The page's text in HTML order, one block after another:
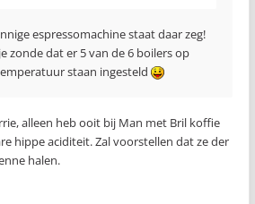
espressomachine staat daar zeg!
zonde dat er 5 van de 6 boilers op
staan ingesteld
alleen heb ooit bij Man met Bril koffie
hippe aciditeit. Zal voorstellen dat ze der
halen.